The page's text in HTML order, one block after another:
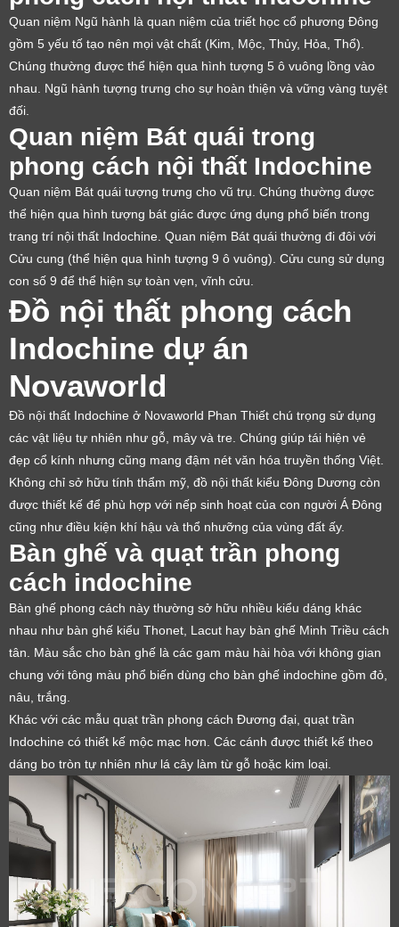
Quan niệm Ngũ hành là quan niệm của triết học cổ phương Đông
gồm 5 yếu tố tạo nên mọi vật chất (Kim, Mộc, Thủy, Hỏa, Thổ).
Chúng thường được thể hiện qua hình tượng 5 ô vuông lồng vào
nhau. Ngũ hành tượng trưng cho sự hoàn thiện và vững vàng tuyệt
đối.
Quan niệm Bát quái trong
phong cách nội thất Indochine
Quan niệm Bát quái tượng trưng cho vũ trụ. Chúng thường được
thể hiện qua hình tượng bát giác được ứng dụng phổ biến trong
trang trí nội thất Indochine. Quan niệm Bát quái thường đi đôi với
Cửu cung (thể hiện qua hình tượng 9 ô vuông). Cửu cung sử dụng
con số 9 để thể hiện sự toàn vẹn, vĩnh cửu.
Đồ nội thất phong cách
Indochine dự án
Novaworld
Đồ nội thất Indochine ở Novaworld Phan Thiết chú trọng sử dụng
các vật liệu tự nhiên như gỗ, mây và tre. Chúng giúp tái hiện vẻ
đẹp cổ kính nhưng cũng mang đậm nét văn hóa truyền thống Việt.
Không chỉ sở hữu tính thẩm mỹ, đồ nội thất kiểu Đông Dương còn
được thiết kế để phù hợp với nếp sinh hoạt của con người Á Đông
cũng như điều kiện khí hậu và thổ nhưỡng của vùng đất ấy.
Bàn ghế và quạt trần phong
cách indochine
Bàn ghế phong cách này thường sở hữu nhiều kiểu dáng khác
nhau như bàn ghế kiểu Thonet, Lacut hay bàn ghế Minh Triều cách
tân. Màu sắc cho bàn ghế là các gam màu hài hòa với không gian
chung với tông màu phổ biến dùng cho bàn ghế indochine gồm đỏ,
nâu, trắng.
Khác với các mẫu quạt trần phong cách Đương đại, quạt trần
Indochine có thiết kế mộc mạc hơn. Các cánh được thiết kế theo
dáng bo tròn tự nhiên như lá cây làm từ gỗ hoặc kim loại.